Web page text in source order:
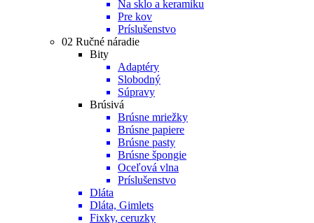
Na sklo a keramiku
Pre kov
Príslušenstvo
02 Ručné náradie
Bity
Adaptéry
Slobodný
Súpravy
Brúsivá
Brúsne mriežky
Brúsne papiere
Brúsne pasty
Brúsne špongie
Oceľová vlna
Príslušenstvo
Dláta
Dláta, Gimlets
Fixky, ceruzky